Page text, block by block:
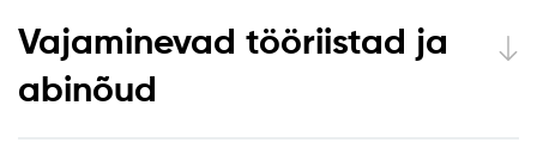
Vajaminevad tööriistad ja
abinõud